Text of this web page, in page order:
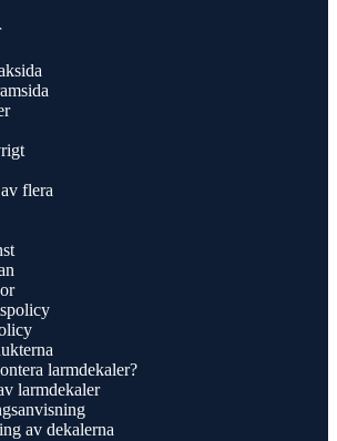
flera
larmdekaler?
larmdekaler
av dekalerna